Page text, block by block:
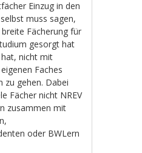
Einzug in den
muss sagen,
Fächerung für
gesorgt hat
nicht mit
Faches
zu gehen. Dabei
Fächer nicht NREV
zusammen mit
oder BWLern